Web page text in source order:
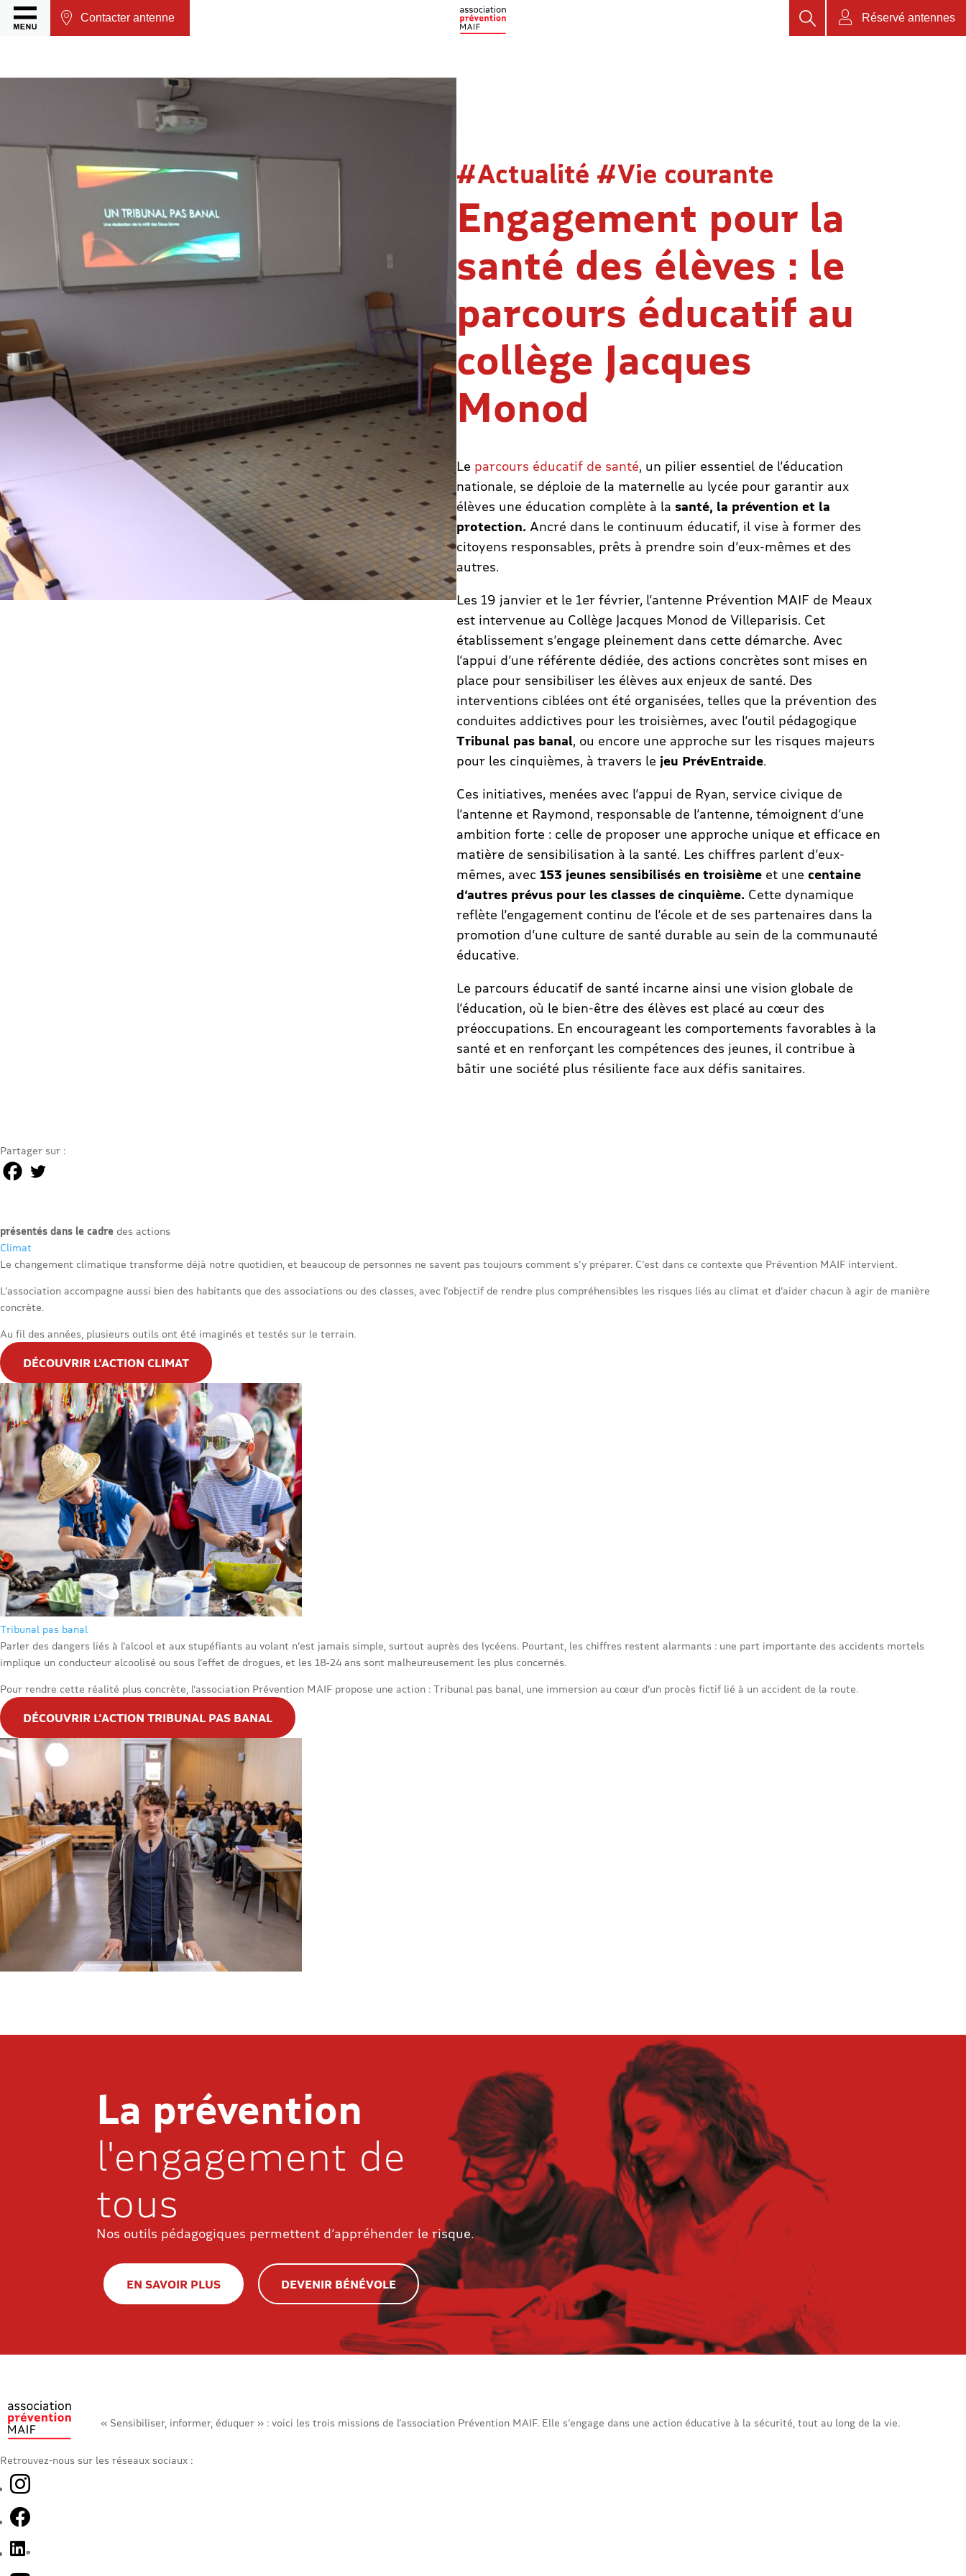
Contacter antenne Réservé antennes
Rechercher
#Actualité #Vie courante
Engagement pour la
santé des élèves : le
parcours éducatif au
collège Jacques
Monod
Le parcours éducatif de santé, un pilier essentiel de l’éducation
nationale, se déploie de la maternelle au lycée pour garantir aux
élèves une éducation complète à lasanté, la prévention et la
protection. Ancré dans le continuum éducatif, il vise à former des
citoyens responsables, prêts à prendre soin d’eux-mêmes et des
autres.
Les 19 janvier et le 1er février, l’antenne Prévention MAIF de Meaux
est intervenue au Collège Jacques Monod de Villeparisis. Cet
établissement s’engage pleinement dans cette démarche. Avec
l’appui d’une référente dédiée, des actions concrètes sont mises en
place pour sensibiliser les élèves aux enjeux de santé. Des
interventions ciblées ont été organisées, telles que la prévention des
conduites addictives pour les troisièmes, avec l’outil pédagogique
Tribunal pas banal, ou encore une approche sur les risques majeurs
pour les cinquièmes, à travers le jeu PrévEntraide.
Ces initiatives, menées avec l’appui de Ryan, service civique de
l’antenne et Raymond, responsable de l’antenne, témoignent d’une
ambition forte : celle de proposer une approche unique et efficace en
matière de sensibilisation à la santé. Les chiffres parlent d’eux-
mêmes, avec153 jeunes sensibilisés en troisième et une centaine
d’autres prévus pour les classes de cinquième. Cette dynamique
reflète l’engagement continu de l’école et de ses partenaires dans la
promotion d’une culture de santé durable au sein de la communauté
éducative.
Le parcours éducatif de santé incarne ainsi une vision globale de
l’éducation, où le bien-être des élèves est placé au cœur des
préoccupations. En encourageant les comportements favorables à la
santé et en renforçant les compétences des jeunes, il contribue à
bâtir une société plus résiliente face aux défis sanitaires.
Partager sur :
présentés dans le cadre des actions
Climat
Le changement climatique transforme déjà notre quotidien, et beaucoup de personnes ne savent pas toujours comment s’y préparer. C’est dans ce contexte que Prévention MAIF intervient.
L’association accompagne aussi bien des habitants que des associations ou des classes, avec l’objectif de rendre plus compréhensibles les risques liés au climat et d’aider chacun à agir de manière
concrète.
Au fil des années, plusieurs outils ont été imaginés et testés sur le terrain.
DÉCOUVRIR L'ACTION CLIMAT
Tribunal pas banal
Parler des dangers liés à l’alcool et aux stupéfiants au volant n’est jamais simple, surtout auprès des lycéens. Pourtant, les chiffres restent alarmants : une part importante des accidents mortels
implique un conducteur alcoolisé ou sous l’effet de drogues, et les 18‑24 ans sont malheureusement les plus concernés.
Pour rendre cette réalité plus concrète, l’association Prévention MAIF propose une action : Tribunal pas banal, une immersion au cœur d’un procès fictif lié à un accident de la route.
DÉCOUVRIR L'ACTION TRIBUNAL PAS BANAL
La prévention
l'engagement de
tous
Nos outils pédagogiques permettent d’appréhender le risque.
EN SAVOIR PLUS DEVENIR BÉNÉVOLE
« Sensibiliser, informer, éduquer » : voici les trois missions de l’association Prévention MAIF. Elle s’engage dans une action éducative à la sécurité, tout au long de la vie.
Retrouvez-nous sur les réseaux sociaux :